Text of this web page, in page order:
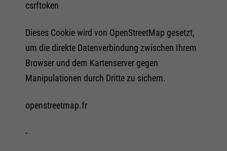
csrftoken
Dieses Cookie wird von OpenStreetMap gesetzt,
um die direkte Datenverbindung zwischen Ihrem
Browser und dem Kartenserver gegen
Manipulationen durch Dritte zu sichern.
openstreetmap.fr
-